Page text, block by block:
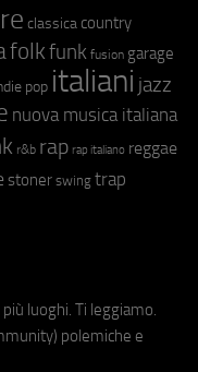
classica country
folkfunk fusion garage
pop italiani jazz
nuova musica italiana
r&b rap rap italiano reggae
stoner swing trap
luoghi. Ti leggiamo.
polemiche e